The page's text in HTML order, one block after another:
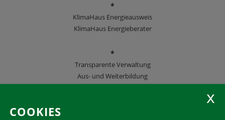
*
KlimaHaus Energieausweis
KlimaHaus Energieberater
*
Transparente Verwaltung
Aus- und Weiterbildung
COOKIES